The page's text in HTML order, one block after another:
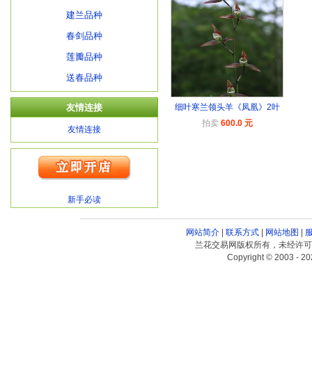
建兰品种
春剑品种
莲瓣品种
送春品种
友情连接
友情连接
新手必读
细叶寒兰领头羊《凤凰》2叶
拍卖 600.0 元
网站简介| 联系方式| 网站地图 |
兰花交易网版权所有，未经许
Copyright © 2003 -